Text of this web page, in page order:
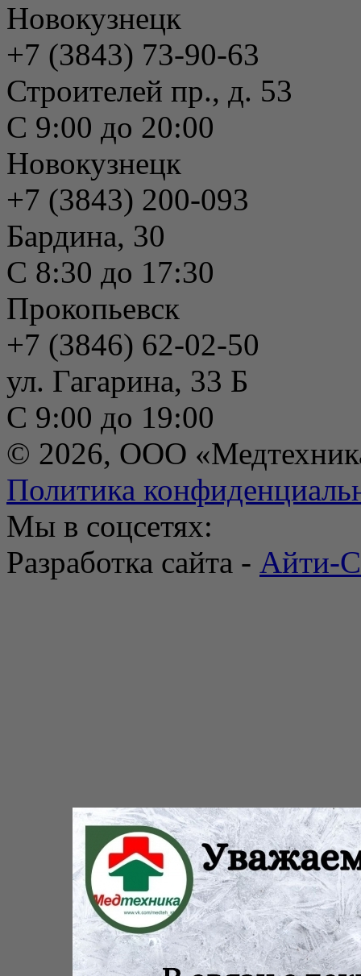
Новокузнецк
+7 (3843) 73-90-63
Строителей пр., д. 53
С 9:00 до 20:00
Новокузнецк
+7 (3843) 200-093
Бардина, 30
С 8:30 до 17:30
Прокопьевск
+7 (3846) 62-02-50
ул. Гагарина, 33 Б
С 9:00 до 19:00
© 2026, ООО
Политика
Мы в соцсетях:
Разработка сайта - Айти-